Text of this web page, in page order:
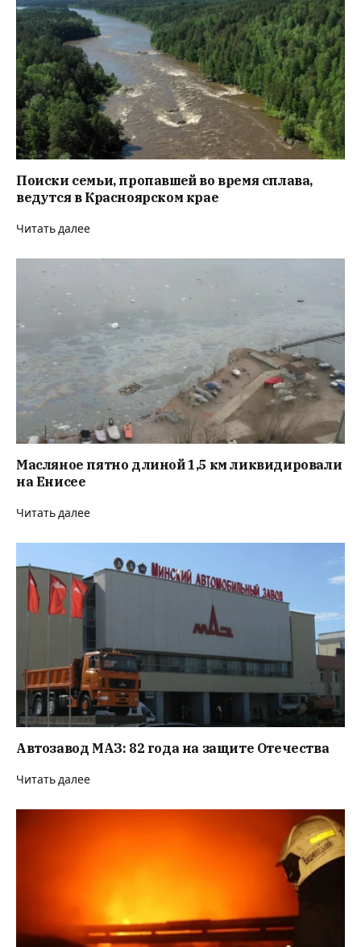
Поиски семьи, пропавшей во время сплава,
ведутся в Красноярском крае
Читать далее
Масляное пятно длиной 1,5 км ликвидировали
на Енисее
Читать далее
Автозавод МАЗ: 82 года на защите Отечества
Читать далее